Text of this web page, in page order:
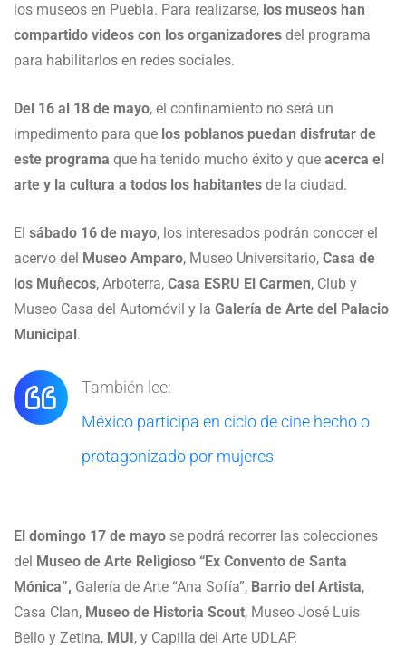
los museos en Puebla. Para realizarse, los museos han
compartido videos con los organizadores del programa
para habilitarlos en redes sociales.
Del 16 al 18 de mayo, el confinamiento no será un
impedimento para que los poblanos puedan disfrutar de
este programa que ha tenido mucho éxito y que acerca el
arte y la cultura a todos los habitantes de la ciudad.
El sábado 16 de mayo, los interesados podrán conocer el
acervo del Museo Amparo, Museo Universitario, Casa de
los Muñecos, Arboterra, Casa ESRU El Carmen, Club y
Museo Casa del Automóvil y la Galería de Arte del Palacio
Municipal .
También lee:
México participa en ciclo de cine hecho o
protagonizado por mujeres
El domingo 17 de mayo se podrá recorrer las colecciones
del Museo de Arte Religioso “Ex Convento de Santa
Mónica”, Galería de Arte “Ana Sofía”, Barrio del Artista,
Casa Clan, Museo de Historia Scout, Museo José Luis
Bello y Zetina, MUI , y Capilla del Arte UDLAP.